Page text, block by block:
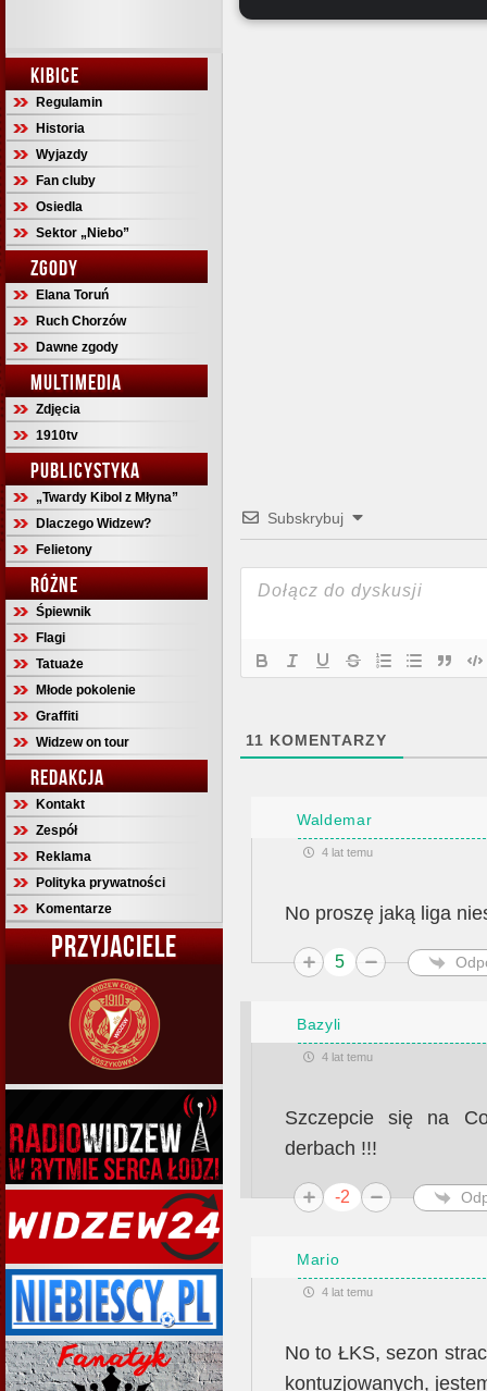
KIBICE
Regulamin
Historia
Wyjazdy
Fan cluby
Osiedla
Sektor „Niebo”
ZGODY
Elana Toruń
Ruch Chorzów
Dawne zgody
MULTIMEDIA
Zdjęcia
1910tv
PUBLICYSTYKA
„Twardy Kibol z Młyna”
Dlaczego Widzew?
Felietony
RÓŻNE
Śpiewnik
Flagi
Tatuaże
Młode pokolenie
Graffiti
Widzew on tour
REDAKCJA
Kontakt
Zespół
Reklama
Polityka prywatności
Komentarze
PRZYJACIELE
Subskrybuj
11 KOMENTARZY
Waldemar
4 lat temu
No proszę jaką liga
5
Bazyli
4 lat temu
Szczepcie się na
derbach !!!
-2
Mario
4 lat temu
No to ŁKS, sezon
kontuzjowanych,